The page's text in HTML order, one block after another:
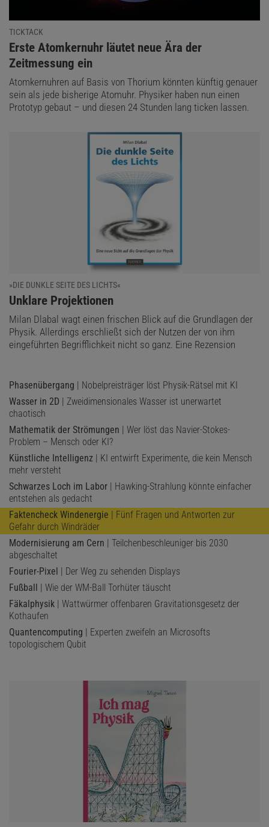
TICKTACK
:
Erste Atomkernuhr läutet neue Ära der
Zeitmessung ein
Atomkernuhren auf Basis von Thorium könnten künftig genauer
sein als jede bisherige Atomuhr. Physiker haben nun einen
Prototyp gebaut – und diesen 24 Stunden lang ticken lassen.
»DIE DUNKLE SEITE DES LICHTS«
:
Unklare Projektionen
Milan Dlabal wagt einen frischen Blick auf die Grundlagen der
Physik. Allerdings erschließt sich der Nutzen der von ihm
eingeführten Begrifflichkeit nicht so ganz. Eine Rezension
Phasenübergang | Nobelpreisträger löst Physik-Rätsel mit KI
Wasser in 2D | Zweidimensionales Wasser ist unerwartet
chaotisch
Mathematik der Strömungen | Wer löst das Navier-Stokes-
Problem – Mensch oder KI?
Künstliche Intelligenz | KI entwirft Experimente, die kein Mensch
mehr versteht
Schwarzes Loch im Labor | Hawking-Strahlung könnte einfacher
entstehen als gedacht
Faktencheck Windenergie | Fünf Fragen und Antworten zur
Gefahr durch Windräder
Modernisierung am Cern | Teilchenbeschleuniger bis 2030
abgeschaltet
Fourier-Pixel | Der Weg zu sehenden Displays
Fußball | Wie der WM-Ball Torhüter täuscht
Fäkalphysik | Wattwürmer offenbaren Gravitationsgesetz der
Kothaufen
Quantencomputing | Experten zweifeln an Microsofts
topologischem Qubit